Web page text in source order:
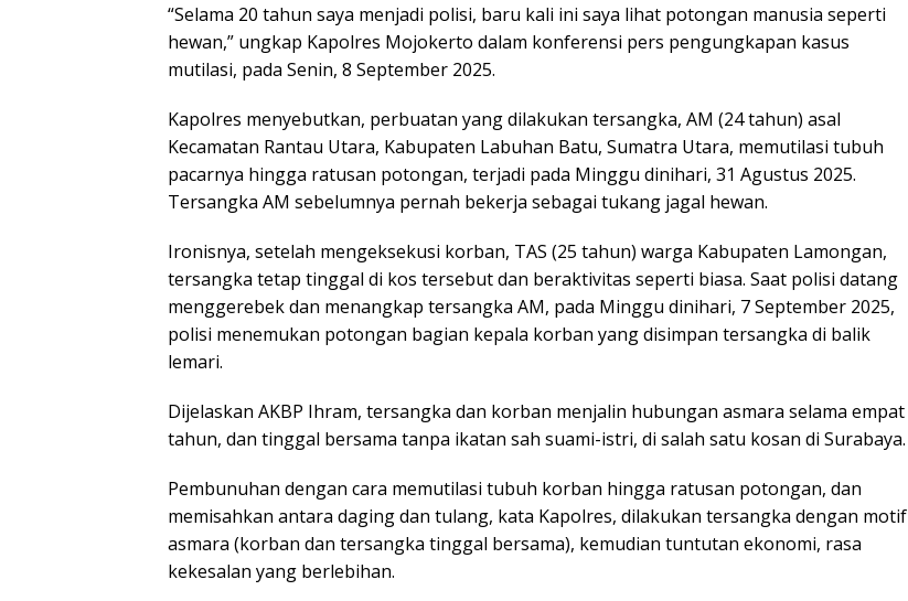
“Selama 20 tahun saya menjadi polisi, baru kali ini saya lihat potongan manusia seperti
hewan,” ungkap Kapolres Mojokerto dalam konferensi pers pengungkapan kasus
mutilasi, pada Senin, 8 September 2025.
Kapolres menyebutkan, perbuatan yang dilakukan tersangka, AM (24 tahun) asal
Kecamatan Rantau Utara, Kabupaten Labuhan Batu, Sumatra Utara, memutilasi tubuh
pacarnya hingga ratusan potongan, terjadi pada Minggu dinihari, 31 Agustus 2025.
Tersangka AM sebelumnya pernah bekerja sebagai tukang jagal hewan.
Ironisnya, setelah mengeksekusi korban, TAS (25 tahun) warga Kabupaten Lamongan,
tersangka tetap tinggal di kos tersebut dan beraktivitas seperti biasa. Saat polisi datang
menggerebek dan menangkap tersangka AM, pada Minggu dinihari, 7 September 2025,
polisi menemukan potongan bagian kepala korban yang disimpan tersangka di balik
lemari.
Dijelaskan AKBP Ihram, tersangka dan korban menjalin hubungan asmara selama empat
tahun, dan tinggal bersama tanpa ikatan sah suami-istri, di salah satu kosan di Surabaya.
Pembunuhan dengan cara memutilasi tubuh korban hingga ratusan potongan, dan
memisahkan antara daging dan tulang, kata Kapolres, dilakukan tersangka dengan motif
asmara (korban dan tersangka tinggal bersama), kemudian tuntutan ekonomi, rasa
kekesalan yang berlebihan.